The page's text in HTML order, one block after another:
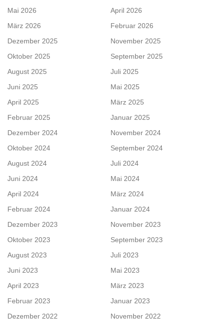
Mai 2026
April 2026
März 2026
Februar 2026
Dezember 2025
November 2025
Oktober 2025
September 2025
August 2025
Juli 2025
Juni 2025
Mai 2025
April 2025
März 2025
Februar 2025
Januar 2025
Dezember 2024
November 2024
Oktober 2024
September 2024
August 2024
Juli 2024
Juni 2024
Mai 2024
April 2024
März 2024
Februar 2024
Januar 2024
Dezember 2023
November 2023
Oktober 2023
September 2023
August 2023
Juli 2023
Juni 2023
Mai 2023
April 2023
März 2023
Februar 2023
Januar 2023
Dezember 2022
November 2022